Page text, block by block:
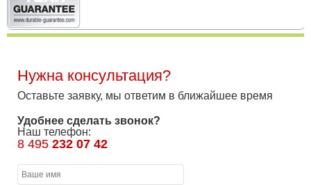
Нужна консультация?
Оставьте заявку, мы ответим в ближайшее время
Удобнее сделать звонок?
Наш телефон:
8 495 232 07 42